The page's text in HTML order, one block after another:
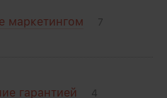
маркетингом 7
гарантией 4